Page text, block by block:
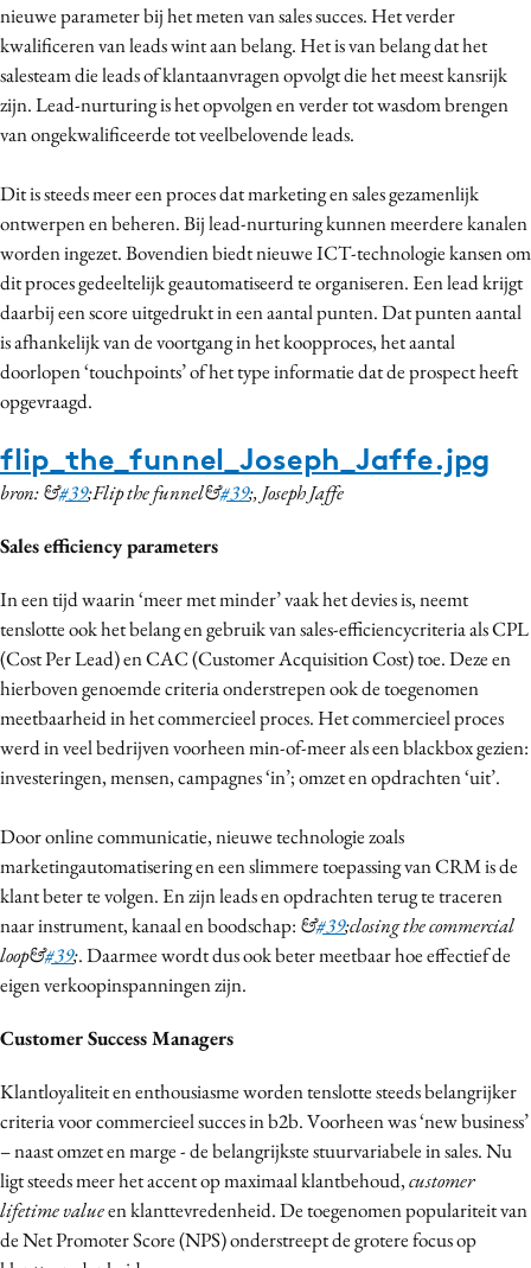
nieuwe parameter bij het meten van sales succes. Het verder
kwalificeren van leads wint aan belang. Het is van belang dat het
salesteam die leads of klantaanvragen opvolgt die het meest kansrijk
zijn. Lead-nurturing is het opvolgen en verder tot wasdom brengen
van ongekwalificeerde tot veelbelovende leads.
Dit is steeds meer een proces dat marketing en sales gezamenlijk
ontwerpen en beheren. Bij lead-nurturing kunnen meerdere kanalen
worden ingezet. Bovendien biedt nieuwe ICT-technologie kansen om
dit proces gedeeltelijk geautomatiseerd te organiseren. Een lead krijgt
daarbij een score uitgedrukt in een aantal punten. Dat punten aantal
is afhankelijk van de voortgang in het koopproces, het aantal
doorlopen ‘touchpoints’ of het type informatie dat de prospect heeft
opgevraagd.
flip_the_funnel_Joseph_Jaffe.jpg
bron: &#39;Flip the funnel&#39;, Joseph Jaffe
Sales efficiency parameters
In een tijd waarin ‘meer met minder’ vaak het devies is, neemt
tenslotte ook het belang en gebruik van sales-efficiencycriteria als CPL
(Cost Per Lead) en CAC (Customer Acquisition Cost) toe. Deze en
hierboven genoemde criteria onderstrepen ook de toegenomen
meetbaarheid in het commercieel proces. Het commercieel proces
werd in veel bedrijven voorheen min-of-meer als een blackbox gezien:
investeringen, mensen, campagnes ‘in’; omzet en opdrachten ‘uit’.
Door online communicatie, nieuwe technologie zoals
marketingautomatisering en een slimmere toepassing van CRM is de
klant beter te volgen. En zijn leads en opdrachten terug te traceren
naar instrument, kanaal en boodschap: &#39;closing the commercial
loop&#39;. Daarmee wordt dus ook beter meetbaar hoe effectief de
eigen verkoopinspanningen zijn.
Customer Success Managers
Klantloyaliteit en enthousiasme worden tenslotte steeds belangrijker
criteria voor commercieel succes in b2b. Voorheen was ‘new business’
– naast omzet en marge - de belangrijkste stuurvariabele in sales. Nu
ligt steeds meer het accent op maximaal klantbehoud,customer
lifetime valueen klanttevredenheid. De toegenomen populariteit van
de Net Promoter Score (NPS) onderstreept de grotere focus op